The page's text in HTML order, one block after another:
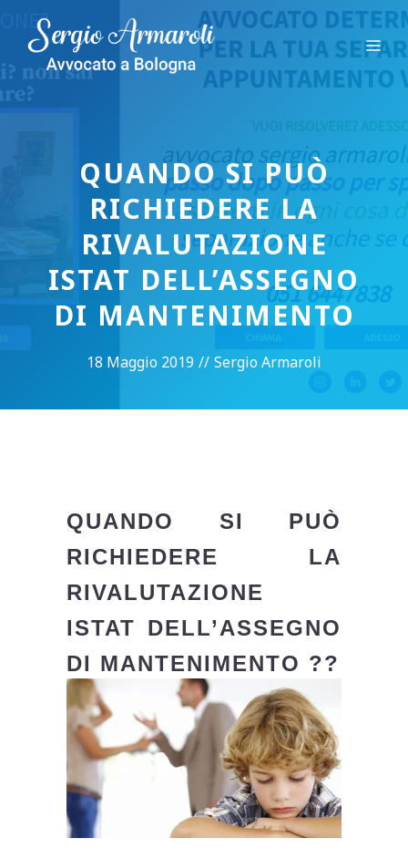
contenuto
QUANDO SI PUÒ
RICHIEDERE LA
RIVALUTAZIONE
ISTAT DELL’ASSEGNO
DI MANTENIMENTO
18 Maggio 2019 // Sergio Armaroli
QUANDO SI PUÒ
RICHIEDERE LA
RIVALUTAZIONE
ISTAT DELL’ASSEGNO
DI MANTENIMENTO ??